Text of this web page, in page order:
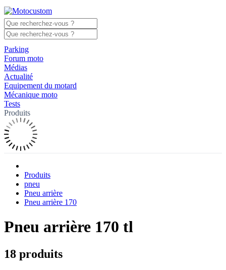
Parking
Forum moto
Médias
Actualité
Equipement du motard
Mécanique moto
Tests
Produits
Produits
pneu
Pneu arrière
Pneu arrière 170
Pneu arrière 170 tl
18 produits